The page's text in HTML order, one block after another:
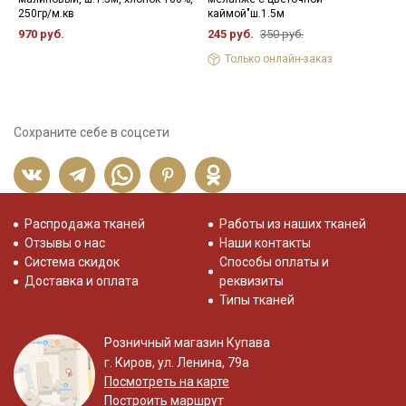
обработке, следует оставлять припуски при раскрое.
Рекомендации по уходу:
- гладить с изнаночной стороны..
Цветопередача может отличаться от оригинального цвета
ткани в зависимости от настроек вашего монитора, и в
зависимости от партии тон ткани может отличаться.
250гр/м.кв
970 руб.
каймой"ш.1.5м
245 руб. 350 руб.
Только онлайн-заказ
Сохраните себе в соцсети
Распродажа тканей
Отзывы о нас
Система скидок
Доставка и оплата
Работы из наших тканей
Наши контакты
Способы оплаты и
реквизиты
Типы тканей
Розничный магазин Купава
г. Киров, ул. Ленина, 79а
Посмотреть на карте
Построить маршрут